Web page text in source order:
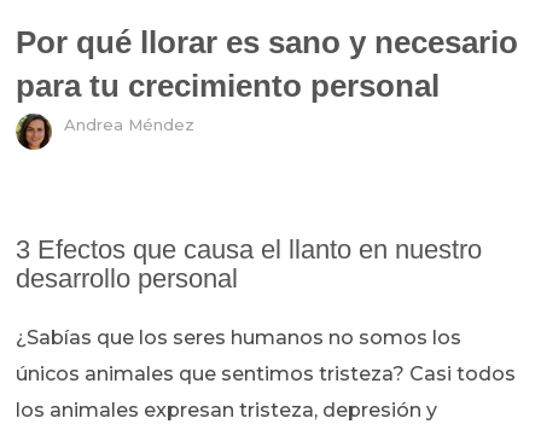
Por qué llorar es sano y necesario
para tu crecimiento personal
Andrea Méndez
3 Efectos que causa el llanto en nuestro
desarrollo personal
¿Sabías que los seres humanos no somos los
únicos animales que sentimos tristeza? Casi todos
los animales expresan tristeza, depresión y